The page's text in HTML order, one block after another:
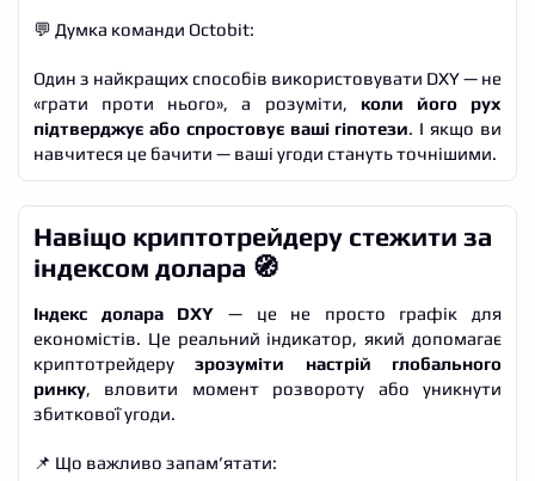
💬 Думка команди Octobit:
Один з найкращих способів використовувати DXY — не
«грати проти нього», а розуміти, коли його рух
підтверджує або спростовує ваші гіпотези. І якщо ви
навчитеся це бачити — ваші угоди стануть точнішими.
Навіщо криптотрейдеру стежити за
індексом долара 🧭
Індекс долара DXY — це не просто графік для
економістів. Це реальний індикатор, який допомагає
криптотрейдерузрозуміти настрій глобального
ринку, вловити момент розвороту або уникнути
збиткової угоди.
📌 Що важливо запам’ятати: